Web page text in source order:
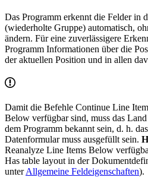
Das Programm erkennt die Felder in
(wiederholte Gruppe) automatisch,
ändern. Für eine zuverlässigere
Programm Informationen über die
der aktuellen Position und in allen
Damit die Befehle Continue Line
Below verfügbar sind, muss das
dem Programm bekannt sein, d. h.
Datenformular muss ausgefüllt sein.
Reanalyze Line Items Below
Has table layout in der
unterAllgemeine Feldeigenschaften).